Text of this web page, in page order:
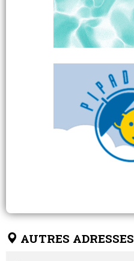
AUTRES ADRESSES